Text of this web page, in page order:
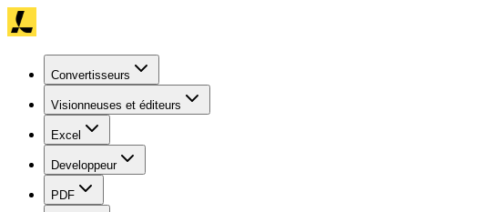
Convertisseurs
Visionneuses et éditeurs
Excel
Developpeur
PDF